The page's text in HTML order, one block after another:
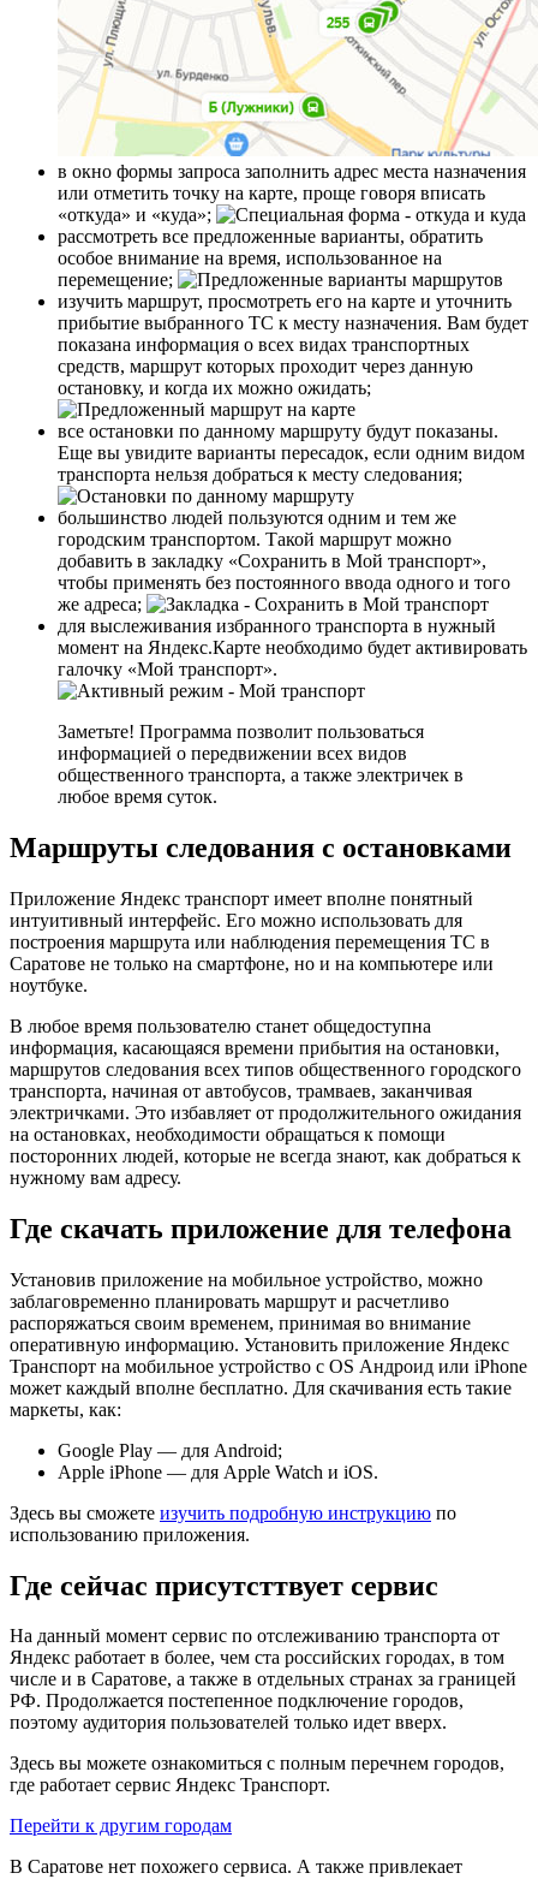
в окно формы запроса заполнить адрес места назначения
или отметить точку на карте, проще говоря вписать
«откуда» и «куда»;
рассмотреть все предложенные варианты, обратить
особое внимание на время, использованное на
перемещение;
изучить маршрут, просмотреть его на карте и уточнить
прибытие выбранного ТС к месту назначения. Вам будет
показана информация о всех видах транспортных
средств, маршрут которых проходит через данную
остановку, и когда их можно ожидать;
все остановки по данному маршруту будут показаны.
Еще вы увидите варианты пересадок, если одним видом
транспорта нельзя добраться к месту следования;
большинство людей пользуются одним и тем же
городским транспортом. Такой маршрут можно
добавить в закладку «Сохранить в Мой транспорт»,
чтобы применять без постоянного ввода одного и того
же адреса;
для выслеживания избранного транспорта в нужный
момент на Яндекс.Карте необходимо будет активировать
галочку «Мой транспорт».
Заметьте! Программа позволит пользоваться
информацией о передвижении всех видов
общественного транспорта, а также электричек в
любое время суток.
Маршруты следования с остановками
Приложение Яндекс транспорт имеет вполне понятный
интуитивный интерфейс. Его можно использовать для
построения маршрута или наблюдения перемещения ТС в
Саратове не только на смартфоне, но и на компьютере или
ноутбуке.
В любое время пользователю станет общедоступна
информация, касающаяся времени прибытия на остановки,
маршрутов следования всех типов общественного городского
транспорта, начиная от автобусов, трамваев, заканчивая
электричками. Это избавляет от продолжительного ожидания
на остановках, необходимости обращаться к помощи
посторонних людей, которые не всегда знают, как добраться к
нужному вам адресу.
Где скачать приложение для телефона
Установив приложение на мобильное устройство, можно
заблаговременно планировать маршрут и расчетливо
распоряжаться своим временем, принимая во внимание
оперативную информацию. Установить приложение Яндекс
Транспорт на мобильное устройство с OS Андроид или iPhone
может каждый вполне бесплатно. Для скачивания есть такие
маркеты, как:
Google Play — для Android;
Apple iPhone — для Apple Watch и iOS.
Здесь вы сможете изучить подробную инструкцию по
использованию приложения.
Где сейчас присутсттвует сервис
На данный момент сервис по отслеживанию транспорта от
Яндекс работает в более, чем ста российских городах, в том
числе и в Саратове, а также в отдельных странах за границей
РФ. Продолжается постепенное подключение городов,
поэтому аудитория пользователей только идет вверх.
Здесь вы можете ознакомиться с полным перечнем городов,
где работает сервис Яндекс Транспорт.
Перейти к другим городам
В Саратове нет похожего сервиса. А также привлекает